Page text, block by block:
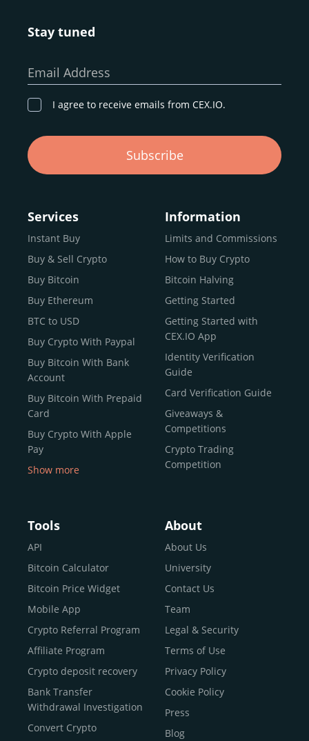
Stay tuned
Email Address
I agree to receive emails from CEX.IO.
Subscribe
Services
Instant Buy
Buy & Sell Crypto
Buy Bitcoin
Buy Ethereum
BTC to USD
Buy Crypto With Paypal
Buy Bitcoin With Bank
Account
Buy Bitcoin With Prepaid
Card
Buy Crypto With Apple
Pay
Buy Bitcoin With Skrill
Sell Bitcoin
Buy Dogecoin
Buy Binance Coin (BNB)
Buy Ripple (XRP)
Buy Litecoin (LTC)
Buy Shiba Inu
Buy Bitcoin Cash
Buy Solana
Buy ICP
Show more
Information
Limits and Commissions
How to Buy Crypto
Bitcoin Halving
Getting Started
Getting Started with
CEX.IO App
Identity Verification
Guide
Card Verification Guide
Giveaways &
Competitions
Crypto Trading
Competition
Tools
API
Bitcoin Calculator
Bitcoin Price Widget
Mobile App
Crypto Referral Program
Affiliate Program
Crypto deposit recovery
Bank Transfer
Withdrawal Investigation
Convert Crypto
About
About Us
University
Contact Us
Team
Legal & Security
Terms of Use
Privacy Policy
Cookie Policy
Press
Blog